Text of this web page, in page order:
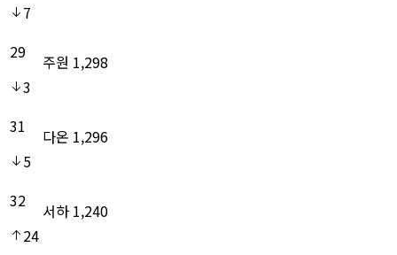
7
29
3
주원 1,298
31
5
다온 1,296
32
24
서하 1,240